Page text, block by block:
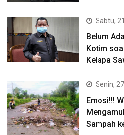
Sabtu,
Belum
Kotim
Kelapa
Senin,
Emosi!!!
Sampah